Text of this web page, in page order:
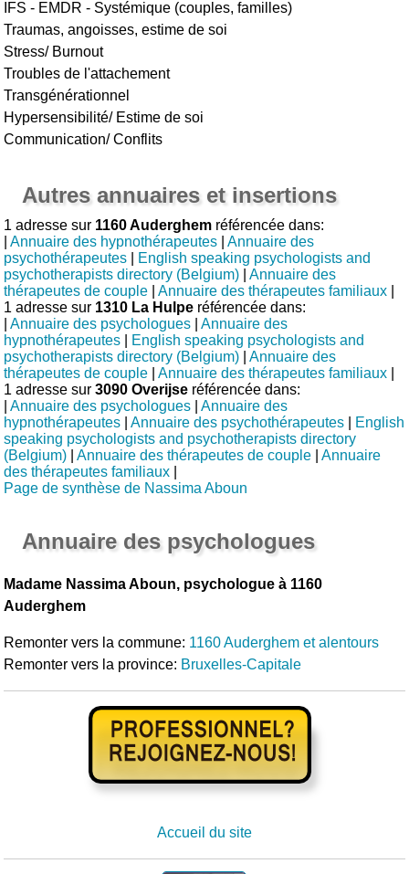
IFS - EMDR - Systémique (couples, familles)
Traumas, angoisses, estime de soi
Stress/ Burnout
Troubles de l'attachement
Transgénérationnel
Hypersensibilité/ Estime de soi
Communication/ Conflits
Autres annuaires et insertions
1 adresse sur 1160 Auderghem référencée dans:
|Annuaire des hypnothérapeutes |Annuaire des
psychothérapeutes
English speaking psychologists and
psychotherapists directory (Belgium) |Annuaire des
thérapeutes de couple |Annuaire des thérapeutes familiaux
1 adresse sur 1310 La Hulpe référencée dans:
|Annuaire des psychologues |Annuaire des
hypnothérapeutes
English speaking psychologists and
psychotherapists directory (Belgium) |Annuaire des
thérapeutes de couple |Annuaire des thérapeutes familiaux
1 adresse sur3090 Overijse référencée dans:
|Annuaire des psychologues |Annuaire des
hypnothérapeutes |Annuaire des psychothérapeutes
English
speaking psychologists and psychotherapists directory
(Belgium) |Annuaire des thérapeutes de couple |Annuaire
des thérapeutes familiaux
Page de synthèse de Nassima Aboun
Annuaire des psychologues
Madame Nassima Aboun, psychologue à 1160
Auderghem
Remonter vers la commune: 1160 Auderghem et alentours
Remonter vers la province: Bruxelles-Capitale
Accueil du site